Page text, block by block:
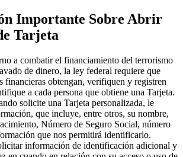
Importante Sobre Abrir
Tarjeta
a combatir el financiamiento del terrorismo
de dinero, la ley federal requiere que
financieras obtengan, verifiquen y registren
a cada persona que obtiene una Tarjeta.
solicite una Tarjeta personalizada, le
que incluye, entre otros, su nombre,
Número de Seguro Social, número
que nos permitirá identificarlo.
información de identificación adicional y